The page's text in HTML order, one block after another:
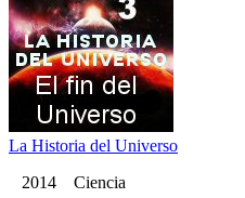
La Historia del Universo
2014 Ciencia